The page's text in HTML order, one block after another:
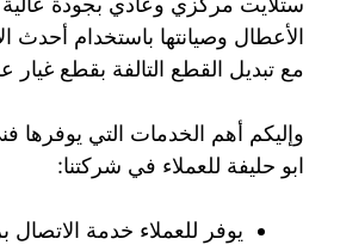
الأعطال وصيانتها باستخدام أحدث
مع تبديل القطع التالفة بقطع غيار
وإليكم أهم الخدمات التي يوفرها
ابو حليفة للعملاء في شركتنا:
يوفر للعملاء خدمة